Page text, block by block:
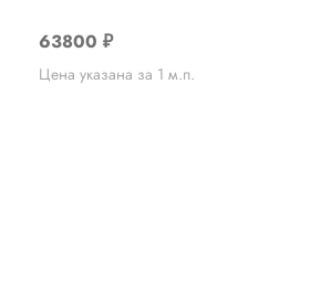
63800 ₽
Цена указана за 1 м.п.